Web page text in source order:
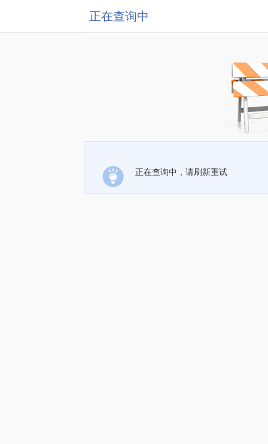
正在查询中
正在查询中，请刷新重试